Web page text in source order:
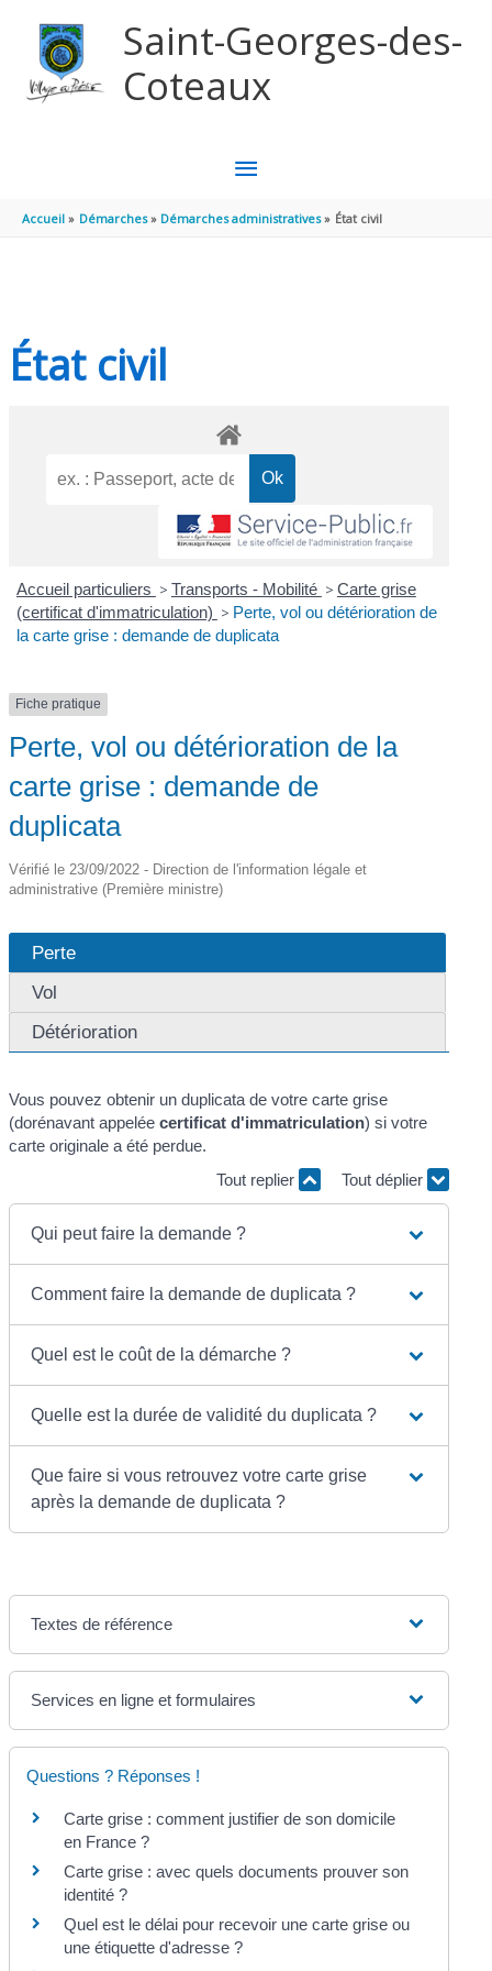
Saint-Georges-des-
Coteaux
MENU
PRINCIPAL
Accueil Démarches Démarches administratives État civil
État civil
Accueil particuliers > Transports - Mobilité > Carte grise
(certificat d'immatriculation) > Perte, vol ou détérioration de
la carte grise : demande de duplicata
Fiche pratique
Perte, vol ou détérioration de la
carte grise : demande de
duplicata
Vérifié le 23/09/2022 - Direction de l'information légale et
administrative (Première ministre)
Perte
Vol
Détérioration
Vous pouvez obtenir un duplicata de votre carte grise
(dorénavant appeléecertificat d'immatriculation) si votre
carte originale a été perdue.
Tout replier
Tout déplier
Qui peut faire la demande ?
Comment faire la demande de duplicata ?
Quel est le coût de la démarche ?
Quelle est la durée de validité du duplicata ?
Que faire si vous retrouvez votre carte grise
après la demande de duplicata ?
Textes de référence
Services en ligne et formulaires
Questions ? Réponses !
Carte grise : comment justifier de son domicile
en France ?
Carte grise : avec quels documents prouver son
identité ?
Quel est le délai pour recevoir une carte grise ou
une étiquette d'adresse ?